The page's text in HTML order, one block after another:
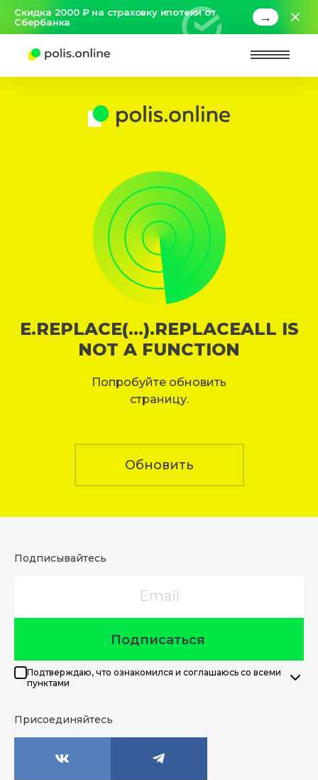
Скидка 2000 ₽ на страховку ипотеки от
Сбербанка
→
E.REPLACE(...).REPLACEALL IS
NOT A FUNCTION
Попробуйте обновить
страницу.
Обновить
Подписывайтесь
Подписаться
Подтверждаю, что ознакомился и соглашаюсь со всеми
пунктами
Присоединяйтесь